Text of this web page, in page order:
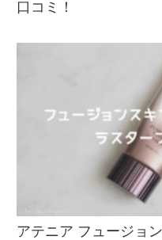
口コミ！
アテニア フュージョ